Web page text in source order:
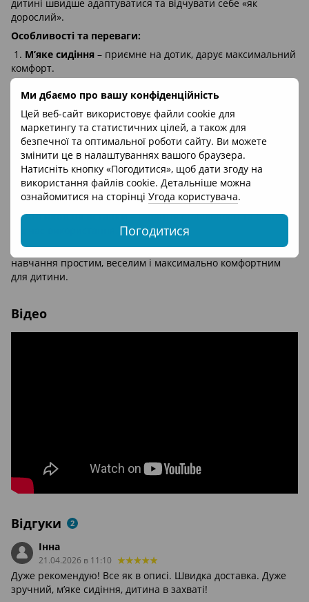
Ми дбаємо про вашу конфіденційність
Цей веб-сайт використовує файли cookie для
маркетингу та статистичних цілей, а також для
безпечної та оптимальної роботи сайту. Ви можете
змінити це в налаштуваннях вашого браузера.
Натисніть кнопку «Погодитися», щоб дати згоду на
використання файлів cookie. Детальніше можна
ознайомитися на сторінці Угода користувача.
Погодитися
дитині швидше адаптуватися та відчувати себе «як
дорослий».
Особливості та переваги:
1. М’яке сидіння – приємне на дотик, дарує максимальний
комфорт.
окремо як накладку на дорослий унітаз.
3.Тримач для туалетного паперу– практичне
доповнення, що робить навчання зручнішим.
4.Звук зливу води– цікава функція, яка захоплює дитину
та мотивує користуватися горщиком.
5.Знімний лоток– легко очищується, забезпечує
максимальну гігієну.
6.Антиковзні вставки– гарантія стабільності та безпеки
Ідеальний аксесуар для того, щоб зробити процес
навчання простим, веселим і максимально комфортним
для дитини.
Відео
Відгуки 2
Інна
21.04.2026 в 11:10
Дуже рекомендую! Все як в описі. Швидка доставка. Дуже
зручний, мʼяке сидіння, дитина в захваті!